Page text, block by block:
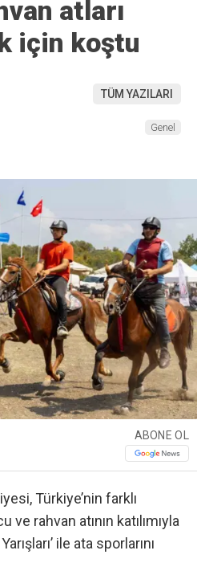
atları
için koştu
TÜM YAZILARI
Genel
ABONE OL
Türkiye’nin farklı
rahvan atının katılımıyla
ile ata sporlarını